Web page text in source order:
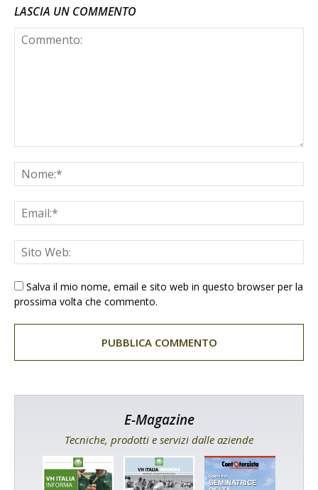
LASCIA UN COMMENTO
Salva il mio nome, email e sito web in questo browser per la
prossima volta che commento.
E-Magazine
Tecniche, prodotti e servizi dalle aziende